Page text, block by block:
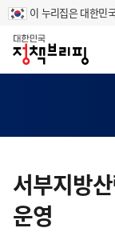
이 누리집은 대한민
홈
츠
영
서부지방
운영